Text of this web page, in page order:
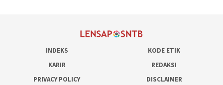
INDEKS
KODE ETIK
KARIR
REDAKSI
PRIVACY POLICY
DISCLAIMER